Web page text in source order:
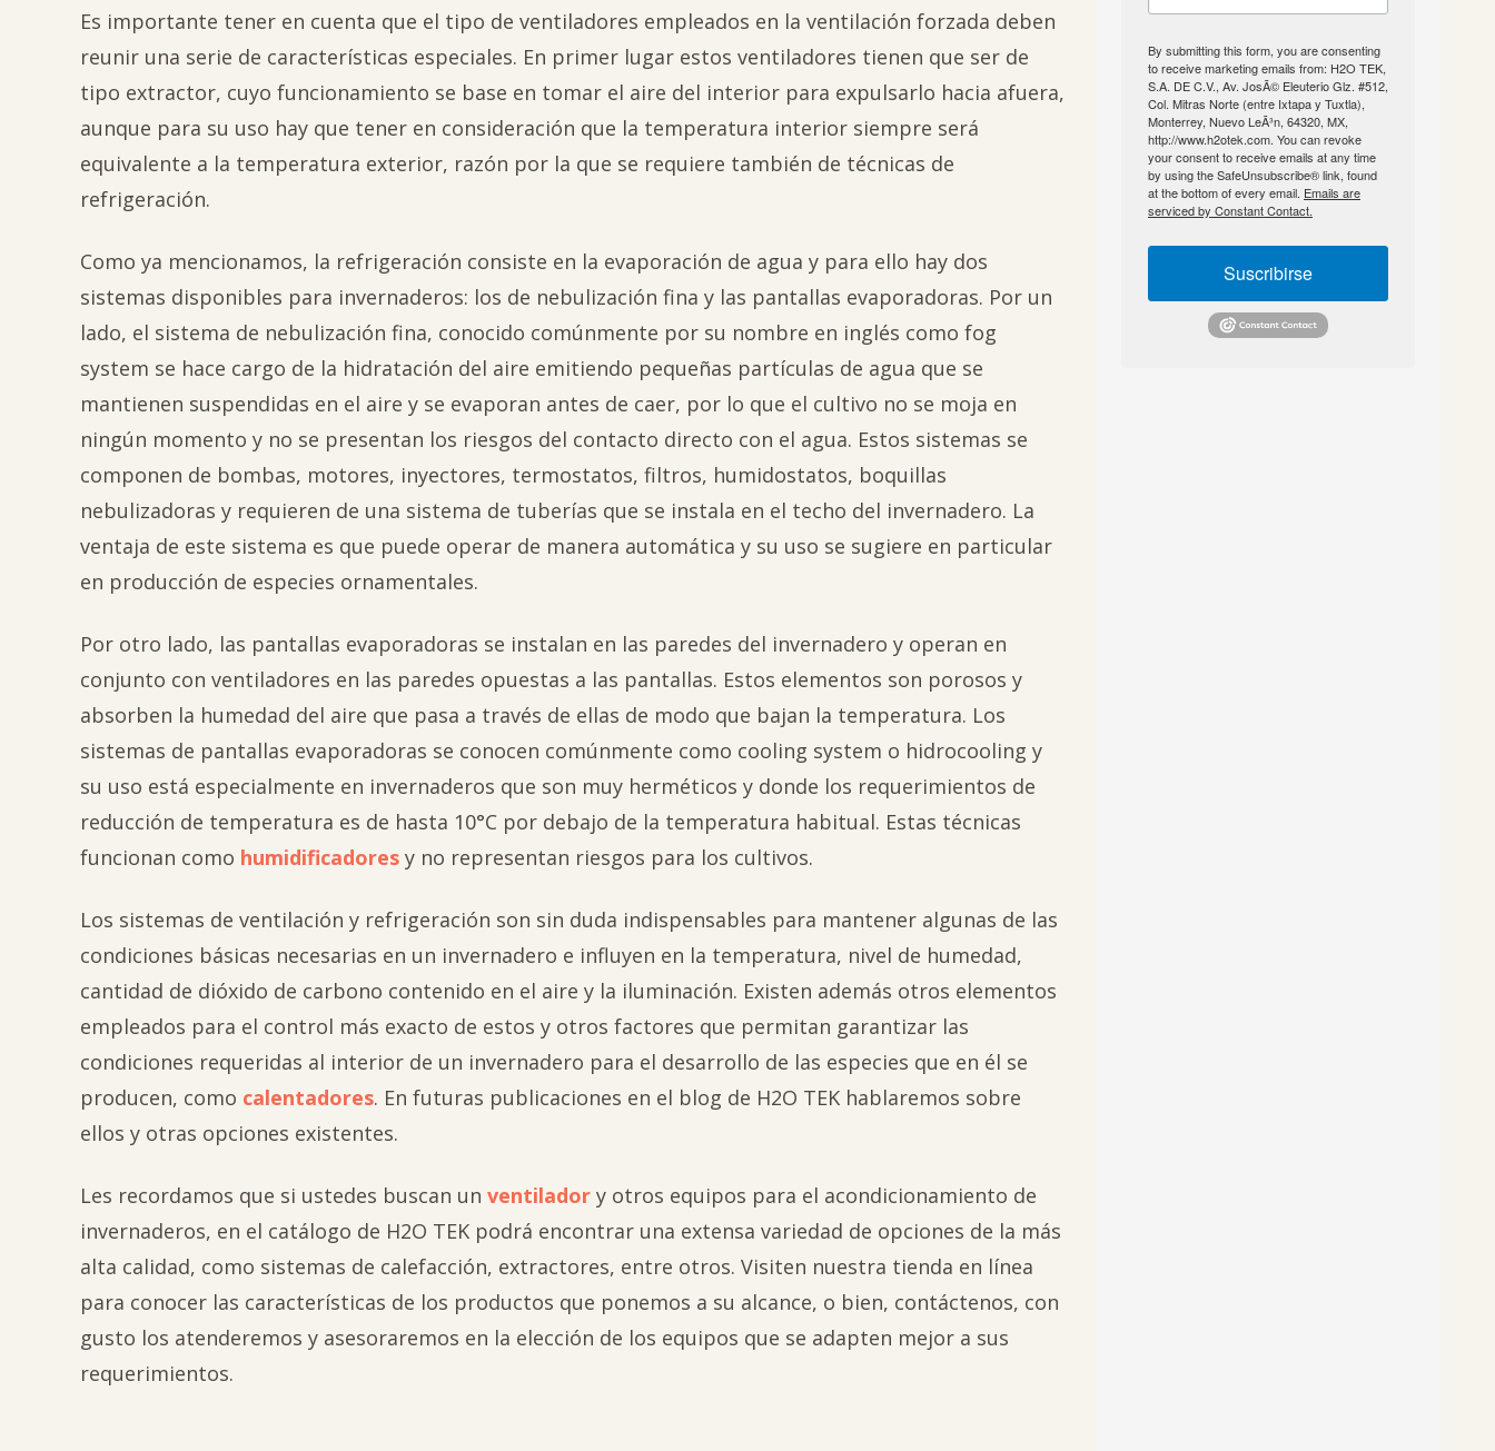
Es importante tener en cuenta que el tipo de ventiladores empleados en la ventilación forzada deben
reunir una serie de características especiales. En primer lugar estos ventiladores tienen que ser de
tipo extractor, cuyo funcionamiento se base en tomar el aire del interior para expulsarlo hacia afuera,
aunque para su uso hay que tener en consideración que la temperatura interior siempre será
equivalente a la temperatura exterior, razón por la que se requiere también de técnicas de
refrigeración.
Como ya mencionamos, la refrigeración consiste en la evaporación de agua y para ello hay dos
sistemas disponibles para invernaderos: los de nebulización fina y las pantallas evaporadoras. Por un
lado, el sistema de nebulización fina, conocido comúnmente por su nombre en inglés como fog
system se hace cargo de la hidratación del aire emitiendo pequeñas partículas de agua que se
mantienen suspendidas en el aire y se evaporan antes de caer, por lo que el cultivo no se moja en
ningún momento y no se presentan los riesgos del contacto directo con el agua. Estos sistemas se
componen de bombas, motores, inyectores, termostatos, filtros, humidostatos, boquillas
nebulizadoras y requieren de una sistema de tuberías que se instala en el techo del invernadero. La
ventaja de este sistema es que puede operar de manera automática y su uso se sugiere en particular
en producción de especies ornamentales.
Por otro lado, las pantallas evaporadoras se instalan en las paredes del invernadero y operan en
conjunto con ventiladores en las paredes opuestas a las pantallas. Estos elementos son porosos y
absorben la humedad del aire que pasa a través de ellas de modo que bajan la temperatura. Los
sistemas de pantallas evaporadoras se conocen comúnmente como cooling system o hidrocooling y
su uso está especialmente en invernaderos que son muy herméticos y donde los requerimientos de
reducción de temperatura es de hasta 10°C por debajo de la temperatura habitual. Estas técnicas
funcionan como humidificadores y no representan riesgos para los cultivos.
Los sistemas de ventilación y refrigeración son sin duda indispensables para mantener algunas de las
condiciones básicas necesarias en un invernadero e influyen en la temperatura, nivel de humedad,
cantidad de dióxido de carbono contenido en el aire y la iluminación. Existen además otros elementos
empleados para el control más exacto de estos y otros factores que permitan garantizar las
condiciones requeridas al interior de un invernadero para el desarrollo de las especies que en él se
producen, como calentadores. En futuras publicaciones en el blog de H2O TEK hablaremos sobre
ellos y otras opciones existentes.
Les recordamos que si ustedes buscan un ventilador y otros equipos para el acondicionamiento de
invernaderos, en el catálogo de H2O TEK podrá encontrar una extensa variedad de opciones de la más
alta calidad, como sistemas de calefacción, extractores, entre otros. Visiten nuestra tienda en línea
para conocer las características de los productos que ponemos a su alcance, o bien, contáctenos, con
gusto los atenderemos y asesoraremos en la elección de los equipos que se adapten mejor a sus
requerimientos.
By submitting this form, you are consenting
to receive marketing emails from: H2O TEK,
S.A. DE C.V., Av. JosÃ© Eleuterio Glz. #512,
Col. Mitras Norte (entre Ixtapa y Tuxtla),
Monterrey, Nuevo LeÃ³n, 64320, MX,
http://www.h2otek.com. You can revoke
your consent to receive emails at any time
by using the SafeUnsubscribe® link, found
at the bottom of every email. Emails are
serviced by Constant Contact.
Suscribirse